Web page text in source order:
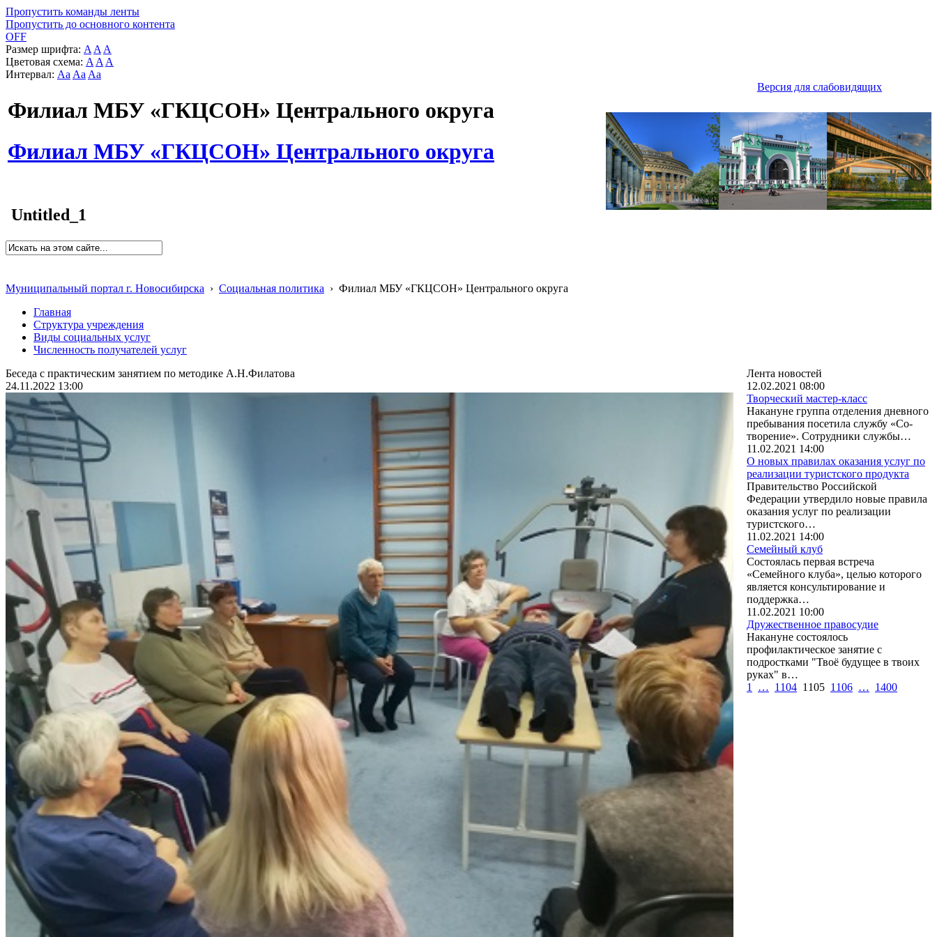
Пропустить команды ленты
Пропустить до основного контента
OFF
Размер шрифта: A A A
Цветовая схема: A A A
Интервал: Aa Aa Aa
Версия для слабовидящих
Филиал МБУ «ГКЦСОН» Центрального округа
Филиал МБУ «ГКЦСОН» Центрального округа
Untitled_1
Муниципальный портал г. Новосибирска › Социальная политика › Филиал МБУ «ГКЦСОН» Центрального округа
Главная
Структура учреждения
Виды социальных услуг
Численность получателей услуг
Беседа с практическим занятием по методике А.Н.Филатова
24.11.2022 13:00
Лента новостей
12.02.2021 08:00
Творческий мастер-класс
Накануне группа отделения дневного
пребывания посетила службу «Со-
творение». Сотрудники службы…
11.02.2021 14:00
О новых правилах оказания услуг по
реализации туристского продукта
Правительство Российской
Федерации утвердило новые правила
оказания услуг по реализации
туристского…
11.02.2021 14:00
Семейный клуб
Состоялась первая встреча
«Семейного клуба», целью которого
является консультирование и
поддержка…
11.02.2021 10:00
Дружественное правосудие
Накануне состоялось
профилактическое занятие с
подростками "Твоё будущее в твоих
руках" в…
1
… 1104 1105 1106 … 1400